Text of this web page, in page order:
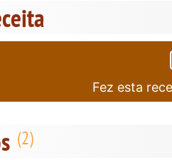
Fez esta